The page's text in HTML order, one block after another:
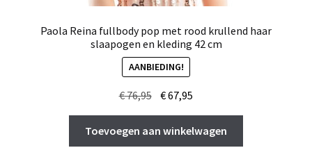
Paola Reina fullbody pop met rood krullend haar
slaapogen en kleding 42 cm
AANBIEDING!
€76,95 Oorspronkelijke
prijs
was:
€ 76,95.
€67,95
prijs
is:
€ 67,95.
Toevoegen aan winkelwagen